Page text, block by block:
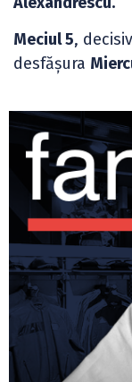
Meciul 5,
desfășura